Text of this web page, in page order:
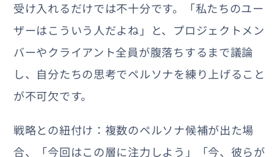
受け入れるだけでは不十分です。「私たちのユー
ザーはこういう人だよね」と、プロジェクトメン
バーやクライアント全員が腹落ちするまで議論
し、自分たちの思考でペルソナを練り上げること
が不可欠です。
戦略との紐付け：複数のペルソナ候補が出た場
合、「今回はこの層に注力しよう」「今、彼らが